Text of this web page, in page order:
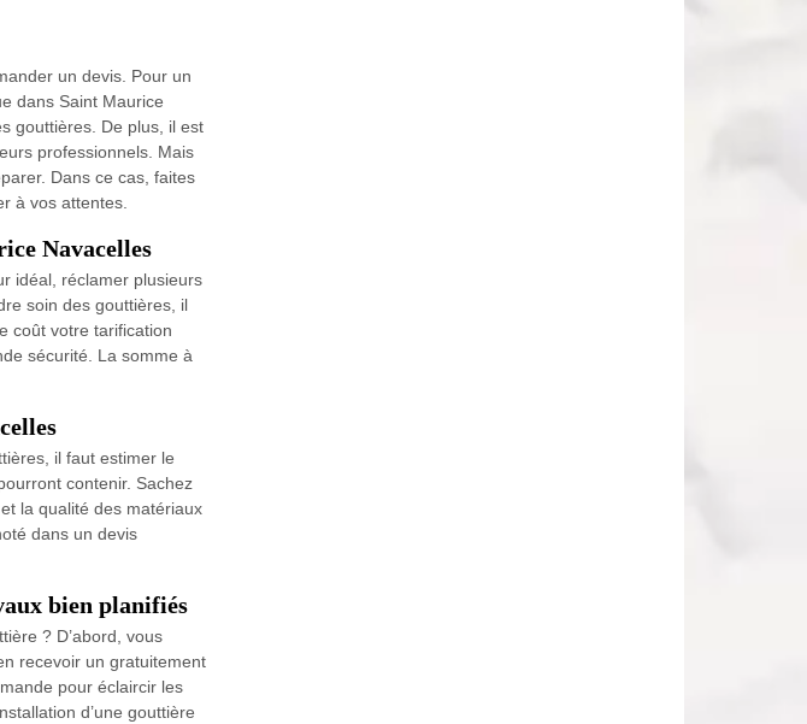
un devis. Pour un
dans Saint Maurice
gouttières. De plus, il est
professionnels. Mais
Dans ce cas, faites
à vos attentes.
Navacelles
idéal, réclamer plusieurs
soin des gouttières, il
coût votre tarification
sécurité. La somme à
il faut estimer le
contenir. Sachez
la qualité des matériaux
dans un devis
bien planifiés
? D’abord, vous
recevoir un gratuitement
pour éclaircir les
d’une gouttière